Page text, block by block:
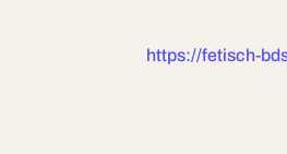
https://fetisch-